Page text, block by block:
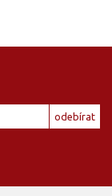
odebírat